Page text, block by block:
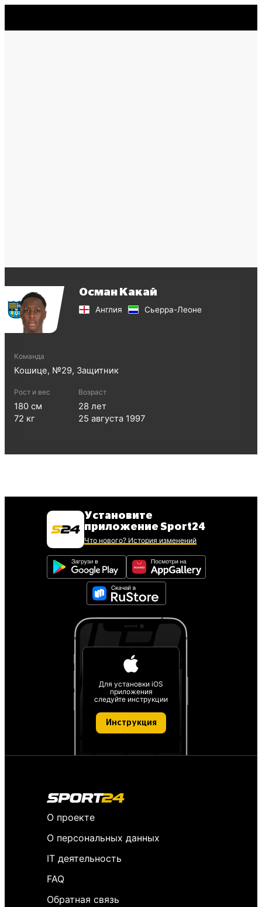
Осман Какай
Англия Сьерра-Леоне
Команда
Кошице, №29, Защитник
Рост и вес
180 см
72 кг
Возраст
28 лет
25 августа 1997
Установите
приложение Sport24
Что нового? История изменений
Для установки iOS
приложения
следуйте инструкции
Инструкция
О проекте
О персональных данных
IT деятельность
FAQ
Обратная связь